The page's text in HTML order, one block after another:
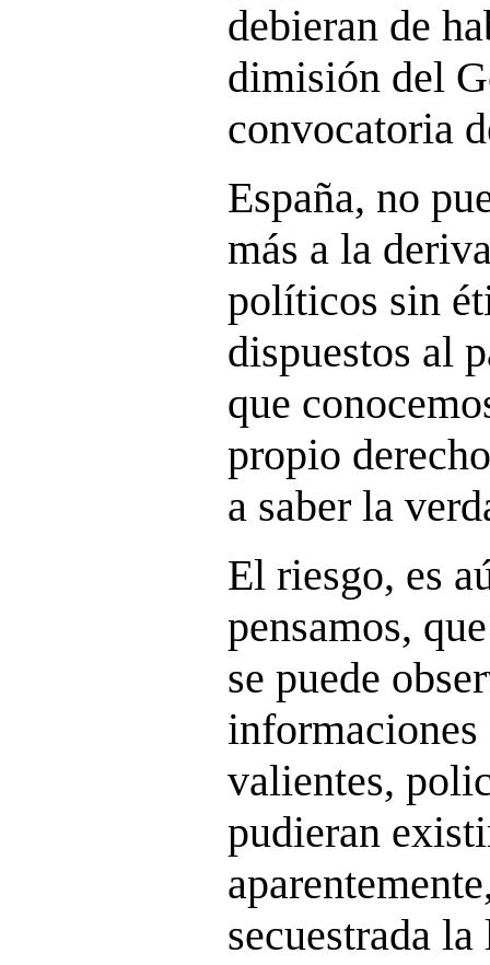
debieran de
dimisión del
convocatoria
España, no
más a la
políticos sin
dispuestos al
que
propio
a saber la
El riesgo, es
pensamos,
se puede
informaciones
valientes,
pudieran
secuestrada